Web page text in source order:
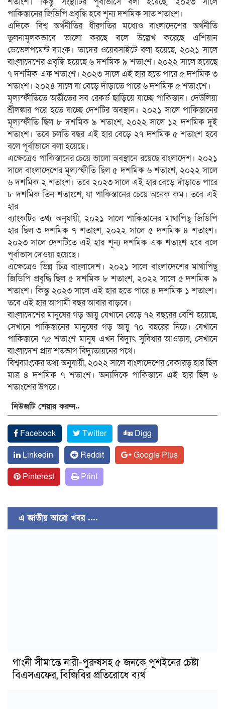
পাকিস্তানের জিডিপি প্রবৃদ্ধি হবে শূন্য দশমিক সাত শতাংশ।
এদিকে বিশ্ব অর্থনীতির ধীরগতির মধ্যেও বাংলাদেশের অর্থনীতি
তুলনামূলকভাবে ভালো করছে বলে উল্লেখ করেছে এশিয়ান
ডেভেলপমেন্ট ব্যাংক। তাদের ওয়েবসাইটে বলা হয়েছে, ২০২১ সালে
বাংলাদেশের প্রবৃদ্ধি হয়েছে ৬ দশমিক ৯ শতাংশ। ২০২২ সালে হয়েছে
৭ দশমিক এক শতাংশ। ২০২৩ সালে এই হার হতে পারে ৫ দশমিক ৩
শতাংশ। ২০২৪ সালে যা বেড়ে দাঁড়াতে পারে ৬ দশমিক ৫ শতাংশে।
মূল্যস্ফীতিতে অতীতের সব রেকর্ড ছাড়িয়ে যাচ্ছে পাকিস্তান। দেউলিয়া
শ্রীলঙ্কার পরে হতে যাচ্ছে দেশটির অবস্থান। ২০২১ সালে পাকিস্তানের
মূল্যস্ফীতি ছিল ৮ দশমিক ৯ শতাংশ, ২০২২ সালে ১২ দশমিক দুই
শতাংশ। তবে চলতি বছর এই হার বেড়ে ২৭ দশমিক ৫ শতাংশ হবে
বলে পূর্বাভাসে বলা হয়েছে।
এক্ষেত্রেও পাকিস্তানের চেয়ে ভালো অবস্থানে রয়েছে বাংলাদেশ। ২০২১
সালে বাংলাদেশের মূল্যস্ফীতি ছিল ৫ দশমিক ৬ শতাংশ, ২০২২ সালে
৬ দশমিক ২ শতাংশ। তবে ২০২৩ সালে এই হার বেড়ে দাঁড়াতে পারে
৮ দশমিক তিন শতাংশে, যা পাকিস্তানের চেয়ে অনেক কম। তবে এই
হার
ব্যাংকটির তথ্য অনুযায়ী, ২০২১ সালে পাকিস্তানের মাথাপিছু জিডিপি
হার ছিল ৩ দশমিক ৭ শতাংশ, ২০২২ সালে ৫ দশমিক ৪ শতাংশ।
২০২৩ সালে দেশটিতে এই হার শূন্য দশমিক এক শতাংশ হবে বলে
পূর্বাভাস দেওয়া হয়েছে।
এক্ষেত্রেও ভিন্ন চিত্র বাংলাদেশ। ২০২১ সালে বাংলাদেশের মাথাপিছু
জিডিপি প্রবৃদ্ধি ছিল ৫ দশমিক ৮ শতাংশ, ২০২২ সালে ৫ দশমিক ৯
শতাংশ। কিন্তু ২০২৩ সালে এই হার হতে পারে ৪ দশমিক ১ শতাংশ।
তবে এই হার আগামী বছর আবার বাড়বে।
বাংলাদেশের মানুষের গড় আয়ু যেখানে বেড়ে ৭২ বছরের বেশি হয়েছে,
সেখানে পাকিস্তানের মানুষের গড় আয়ু ৭০ বছরের নিচে। যেখানে
পাকিস্তানে ৭৫ শতাংশ মানুষ এখন বিদ্যুৎ সুবিধার আওতায়, সেখানে
বাংলাদেশ প্রায় শতভাগ বিদ্যুতায়নের পথে।
বিশ্বব্যাংকের তথ্য অনুযায়ী, ২০২২ সালে বাংলাদেশের বেকারত্ব হার ছিল
মাত্র ৪ দশমিক ৭ শতাংশ। অন্যদিকে পাকিস্তানে এই হার ছিল ৬
শতাংশের উপরে।
নিউজটি শেয়ার করুন..
Facebook Twitter
Digg
Linkedin
Reddit
Google Plus
Pinterest
Print
এ জাতীয় আরো খবর ....
গাংনী সীমান্তে নারী-পুরুষসহ ৫ জনকে পুশইনের চেষ্টা
বিএসএফের, বিজিবির প্রতিরোধে ব্যর্থ